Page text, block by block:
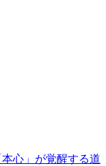
心」が覚醒する道